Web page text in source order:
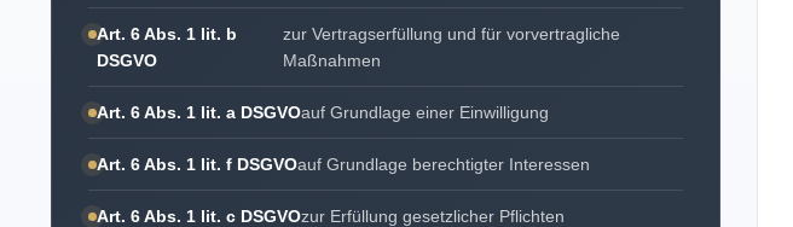
Art. 6 Abs. 1 lit. b
DSGVO
zur Vertragserfüllung und für vorvertragliche
Maßnahmen
Art. 6 Abs. 1 lit. a DSGVOauf Grundlage einer Einwilligung
Art. 6 Abs. 1 lit. f DSGVOauf Grundlage berechtigter Interessen
Art. 6 Abs. 1 lit. c DSGVOzur Erfüllung gesetzlicher Pflichten